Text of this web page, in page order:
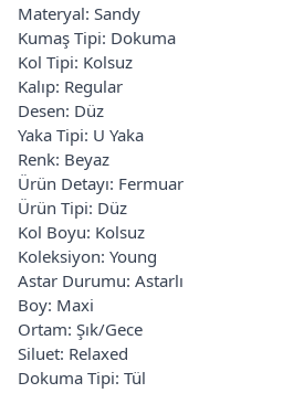
Materyal: Sandy
Kumaş Tipi: Dokuma
Kol Tipi: Kolsuz
Kalıp: Regular
Desen: Düz
Yaka Tipi: U Yaka
Renk: Beyaz
Ürün Detayı: Fermuar
Ürün Tipi: Düz
Kol Boyu: Kolsuz
Koleksiyon: Young
Astar Durumu: Astarlı
Boy: Maxi
Ortam: Şık/Gece
Siluet: Relaxed
Dokuma Tipi: Tül